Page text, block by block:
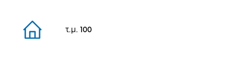
τ.μ. 100